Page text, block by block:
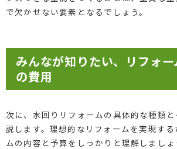
で欠かせない要素となるでしょう。
みんなが知りたい、リフォ
の費用
次に、水回りリフォームの具体的な種類
説します。理想的なリフォームを実現す
ムの内容と予算をしっかりと理解しましょ